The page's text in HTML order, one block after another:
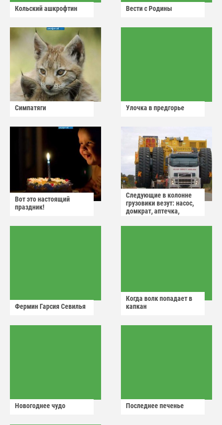
Кольский ашкрофтин Вести с Родины
Симпатяги Улочка в предгорье
Вот это настоящий
праздник!
Следующие в колонне
грузовики везут: насос,
домкрат, аптечка,
Фермин Гарсия Севилья
Когда волк попадает в
капкан
Новогоднее чудо Последнее печенье